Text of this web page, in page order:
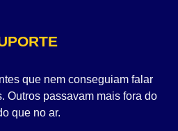
que nem conseguiam falar
Outros passavam mais fora do
que no ar.